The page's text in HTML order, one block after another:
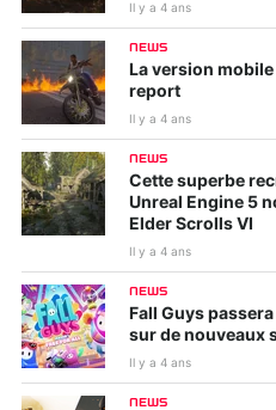
Il y a 4 ans
NEWS
La version
report
Il y a 4 ans
NEWS
Cette superbe
Unreal Engine 5
Elder Scrolls VI
Il y a 4 ans
NEWS
Fall Guys
sur de nouveaux
Il y a 4 ans
NEWS